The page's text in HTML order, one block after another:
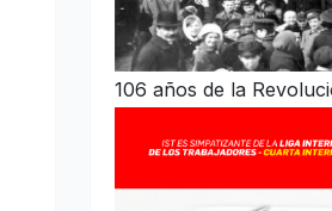
106 años de la